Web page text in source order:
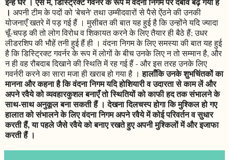
। अपनी टीम के पदों को 'बेचने' तथा उम्मीदवारों से पैसे ऐंठने की उनकी
योजनाएँ खतरे में पड़ गई हैं । मुसीबत की बात यह हुई है कि उन्होंने यदि ज्यादा
चूँ-चपड़ की तो लोग विरोध व शिकायत करने के लिए तैयार ही बैठे हैं; उधर
लीडरशिप की भौहें तनी हुई हैं ही । वंदना निगम के लिए समस्या की बात यह हुई
है कि डिस्ट्रिक्ट गवर्नर के रूप में लोगों के बीच उनके लिए न तो सम्मान है, और
न ही वह रौबदाब दिखाने की स्थिति में रह गई हैं - और इस तरह उनके लिए
गवर्नरी करने का सारा मजा ही खराब हो गया है ।हालाँकि उनके शुभचिंतकों का
मानना और कहना है कि वंदना निगम यदि होशियारी व उदारता से काम लें और
अपने रवैये को व्यवहारकुशल बनाएँ तो स्थितियों को काफी हद तक संभालने के
साथ-साथ अनुकूल बना सकती हैं । देखना दिलचस्प होगा कि मुश्किल हो गए
हालात को संभालने के लिए वंदना निगम अपने रवैये में कोई परिवर्तन व सुधार
करती हैं, या पहले जैसे रवैये को बनाए रखते हुए अपनी मुश्किलों में और इजाफा
करती हैं ।